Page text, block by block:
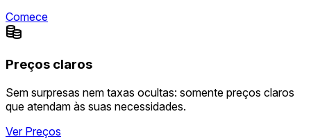
Comece
Preços claros
Sem surpresas nem taxas ocultas: somente preços claros
que atendam às suas necessidades.
Ver Preços